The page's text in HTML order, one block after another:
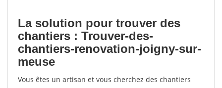
La solution pour trouver des
chantiers : Trouver-des-
chantiers-renovation-joigny-sur-
meuse
Vous êtes un artisan et vous cherchez des chantiers